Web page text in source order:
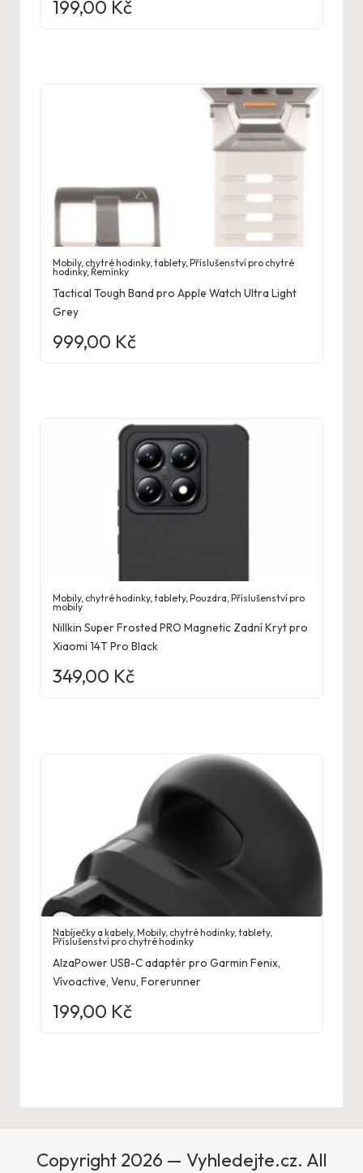
199,00 Kč
Mobily, chytré hodinky, tablety,Příslušenství pro chytré
hodinky, Řemínky
Tactical Tough Band pro Apple Watch Ultra Light
Grey
999,00 Kč
Mobily, chytré hodinky, tablety,Pouzdra ,Příslušenství pro
mobily
Nillkin Super Frosted PRO Magnetic Zadní Kryt pro
Xiaomi 14T Pro Black
349,00 Kč
Nabíječky a kabely,Mobily, chytré hodinky, tablety,
Příslušenství pro chytré hodinky
AlzaPower USB-C adaptér pro Garmin Fenix,
Vívoactive, Venu, Forerunner
199,00 Kč
Copyright 2026 — Vyhledejte.cz. All